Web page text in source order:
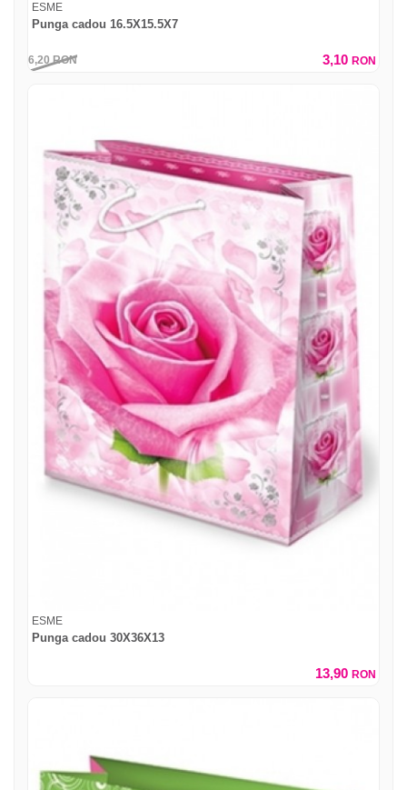
ESME
Punga cadou 16.5X15.5X7
6,20RON 3,10 RON
ESME
Punga cadou 30X36X13
13,90 RON